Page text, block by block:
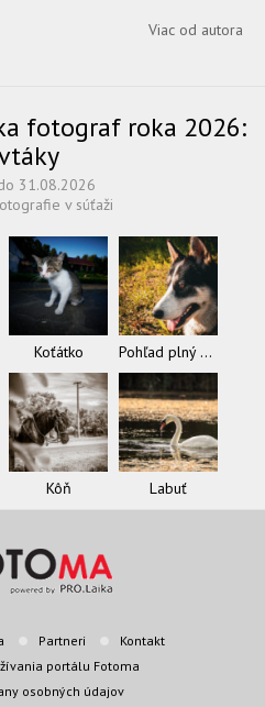
Viac od autora
fotograf roka 2026:
31.08.2026
v súťaži
Koťátko Pohľad plný slobody
Kôň Labuť
Partneri
Kontakt
portálu Fotoma
osobných údajov